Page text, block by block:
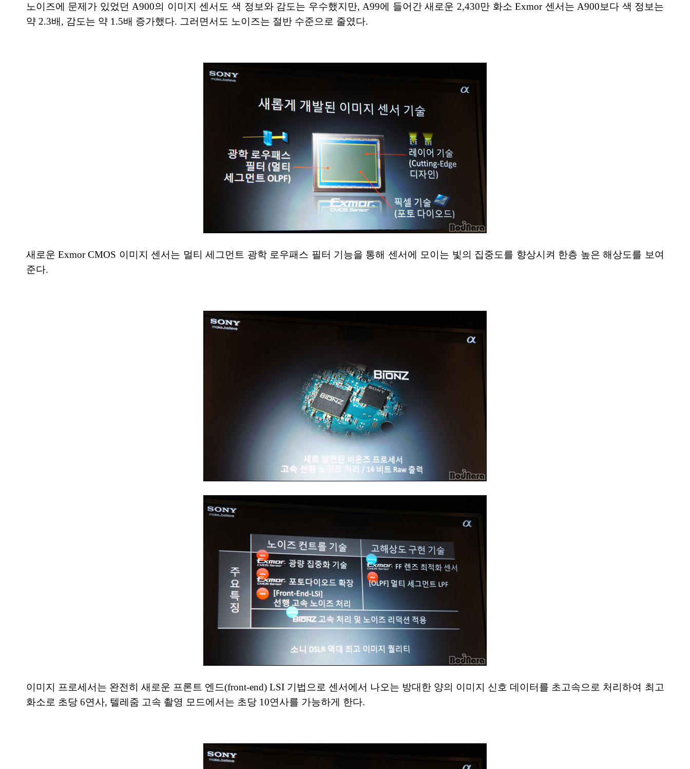
노이즈에 문제가 있었던 A900의 이미지 센서도 색 정보와 감도는 우수했지만, A99에 들어간 새로운 2,430만 화소 Exmor 센서는 A900보다 색 정보는
약 2.3배, 감도는 약 1.5배 증가했다. 그러면서도 노이즈는 절반 수준으로 줄였다.
새로운 Exmor CMOS 이미지 센서는 멀티 세그먼트 광학 로우패스 필터 기능을 통해 센서에 모이는 빛의 집중도를 향상시켜 한층 높은 해상도를 보여
준다.
이미지 프로세서는 완전히 새로운 프론트 엔드(front-end) LSI 기법으로 센서에서 나오는 방대한 양의 이미지 신호 데이터를 초고속으로 처리하여 최고
화소로 초당 6연사, 텔레줌 고속 촬영 모드에서는 초당 10연사를 가능하게 한다.